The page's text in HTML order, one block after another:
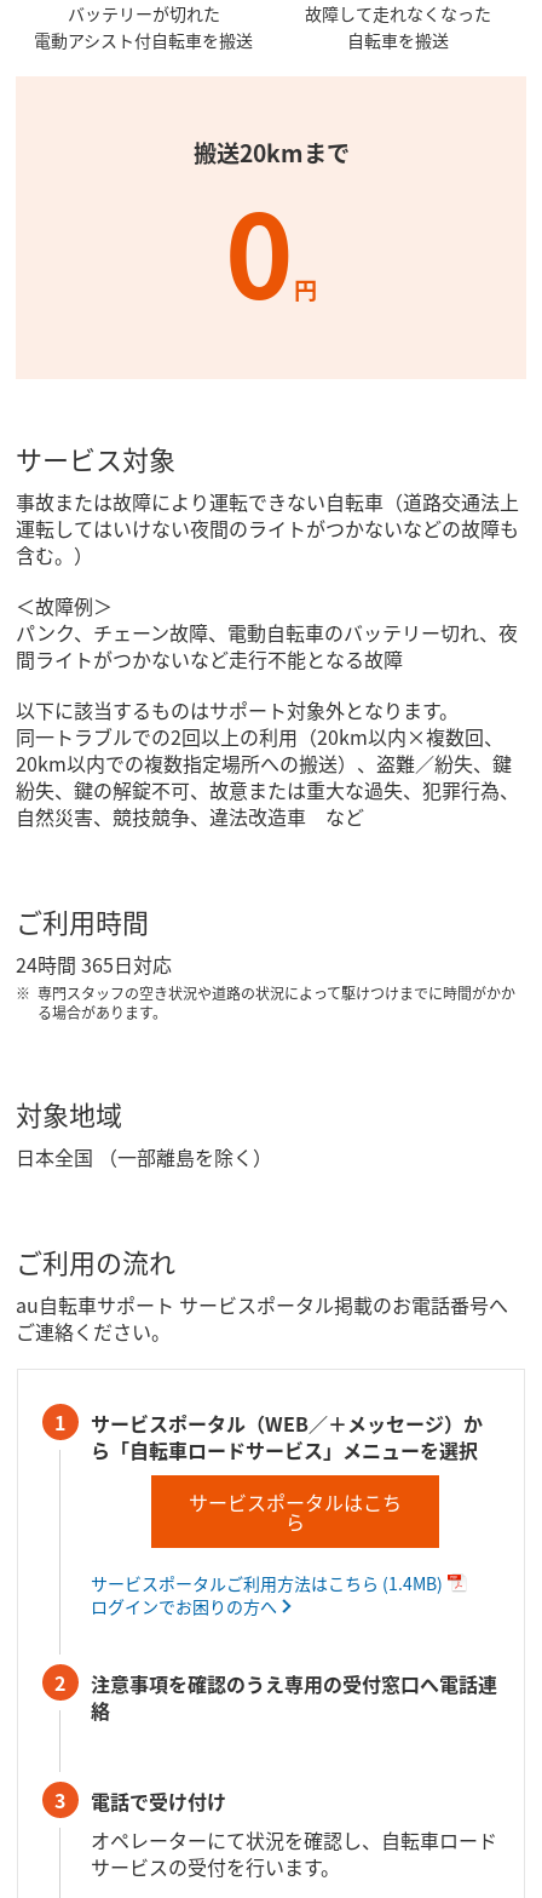
バッテリーが切れた
電動アシスト付自転車を搬送
故障して走れなくなった
自転車を搬送
搬送20kmまで
0円
サービス対象
事故または故障により運転できない自転車（道路交通法上
運転してはいけない夜間のライトがつかないなどの故障も
含む。）
＜故障例＞
パンク、チェーン故障、電動自転車のバッテリー切れ、夜
間ライトがつかないなど走行不能となる故障
以下に該当するものはサポート対象外となります。
同一トラブルでの2回以上の利用（20km以内×複数回、
20km以内での複数指定場所への搬送）、盗難／紛失、鍵
紛失、鍵の解錠不可、故意または重大な過失、犯罪行為、
自然災害、競技競争、違法改造車 など
ご利用時間
24時間 365日対応
専門スタッフの空き状況や道路の状況によって駆けつけまでに時間がかか
る場合があります。
対象地域
日本全国 （一部離島を除く）
ご利用の流れ
au自転車サポート サービスポータル掲載のお電話番号へ
ご連絡ください。
1
サービスポータル（WEB／＋メッセージ）か
ら「自転車ロードサービス」メニューを選択
サービスポータルはこち
ら
サービスポータルご利用方法はこちら (1.4MB)
ログインでお困りの方へ
2
注意事項を確認のうえ専用の受付窓口へ電話連
絡
3
電話で受け付け
オペレーターにて状況を確認し、自転車ロード
サービスの受付を行います。